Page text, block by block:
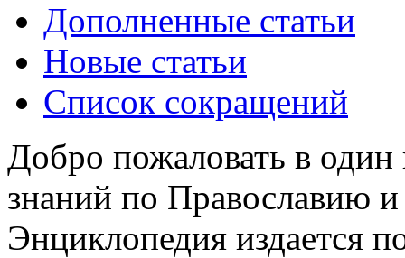
Дополненные статьи
Новые статьи
Список сокращений
Добро пожаловать в
знаний по Православию
Энциклопедия издается